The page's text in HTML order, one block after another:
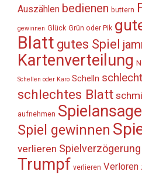
Auszählen bedienen buttern
gewinnen Glück Grün oder Pik
Blatt gutes Spiel
Kartenverteilung
Schellen oder Karo Schelln
schlechtes Blatt
aufnehmen Spielansage
Spiel gewinnen
verlieren Spielverzögerung
Trumpf verlieren Verloren